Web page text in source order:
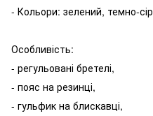
- Кольори: зелений, темно-
Особливість:
- регульовані бретелі,
- пояс на резинці,
- гульфик на блискавці,